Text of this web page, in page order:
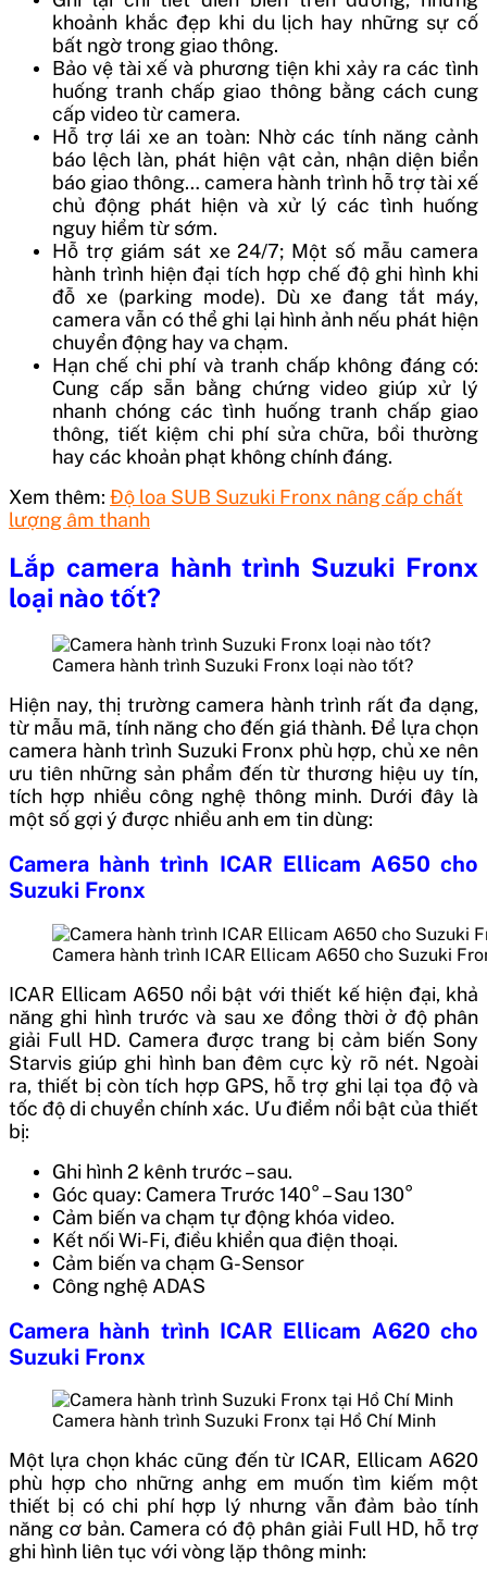
khoảnh khắc đẹp khi du lịch hay những sự cố
bất ngờ trong giao thông.
Bảo vệ tài xế và phương tiện khi xảy ra các tình
huống tranh chấp giao thông bằng cách cung
cấp video từ camera.
Hỗ trợ lái xe an toàn: Nhờ các tính năng cảnh
báo lệch làn, phát hiện vật cản, nhận diện biển
báo giao thông… camera hành trình hỗ trợ tài xế
chủ động phát hiện và xử lý các tình huống
nguy hiểm từ sớm.
Hỗ trợ giám sát xe 24/7; Một số mẫu camera
hành trình hiện đại tích hợp chế độ ghi hình khi
đỗ xe (parking mode). Dù xe đang tắt máy,
camera vẫn có thể ghi lại hình ảnh nếu phát hiện
chuyển động hay va chạm.
Hạn chế chi phí và tranh chấp không đáng có:
Cung cấp sẵn bằng chứng video giúp xử lý
nhanh chóng các tình huống tranh chấp giao
thông, tiết kiệm chi phí sửa chữa, bồi thường
hay các khoản phạt không chính đáng.
Xem thêm: Độ loa SUB Suzuki Fronx nâng cấp chất
lượng âm thanh
Lắp camera hành trình Suzuki Fronx
loại nào tốt?
Camera hành trình Suzuki Fronx loại nào tốt?
Hiện nay, thị trường camera hành trình rất đa dạng,
từ mẫu mã, tính năng cho đến giá thành. Để lựa chọn
camera hành trình Suzuki Fronx phù hợp, chủ xe nên
ưu tiên những sản phẩm đến từ thương hiệu uy tín,
tích hợp nhiều công nghệ thông minh. Dưới đây là
một số gợi ý được nhiều anh em tin dùng:
Camera hành trình ICAR Ellicam A650 cho
Suzuki Fronx
Camera hành trình ICAR Ellicam A650 cho Suzuki
ICAR Ellicam A650 nổi bật với thiết kế hiện đại, khả
năng ghi hình trước và sau xe đồng thời ở độ phân
giải Full HD. Camera được trang bị cảm biến Sony
Starvis giúp ghi hình ban đêm cực kỳ rõ nét. Ngoài
ra, thiết bị còn tích hợp GPS, hỗ trợ ghi lại tọa độ và
tốc độ di chuyển chính xác. Ưu điểm nổi bật của thiết
bị:
Ghi hình 2 kênh trước – sau.
Góc quay: Camera Trước 140° – Sau 130°
Cảm biến va chạm tự động khóa video.
Kết nối Wi-Fi, điều khiển qua điện thoại.
Cảm biến va chạm G-Sensor
Công nghệ ADAS
Camera hành trình ICAR Ellicam A620 cho
Suzuki Fronx
Camera hành trình Suzuki Fronx tại Hồ Chí Minh
Một lựa chọn khác cũng đến từ ICAR, Ellicam A620
phù hợp cho những anhg em muốn tìm kiếm một
thiết bị có chi phí hợp lý nhưng vẫn đảm bảo tính
năng cơ bản. Camera có độ phân giải Full HD, hỗ trợ
ghi hình liên tục với vòng lặp thông minh: